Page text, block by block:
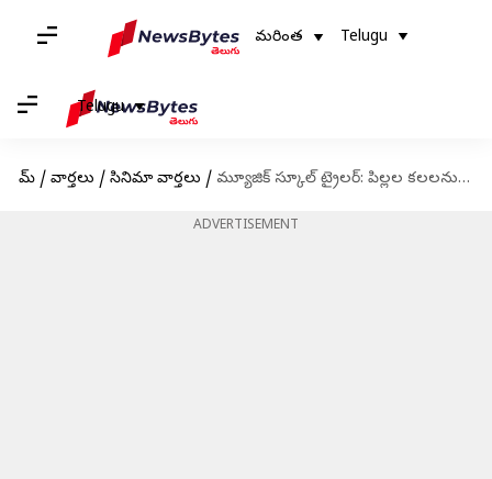
మరింత Telugu
Telugu
హోమ్ / వార్తలు / సినిమా వార్తలు / మ్యూజిక్ స్కూల్ ట్రైలర్: పిల్లల కలలను పట్టించుకోవాలని చెప్పే కథ
ADVERTISEMENT